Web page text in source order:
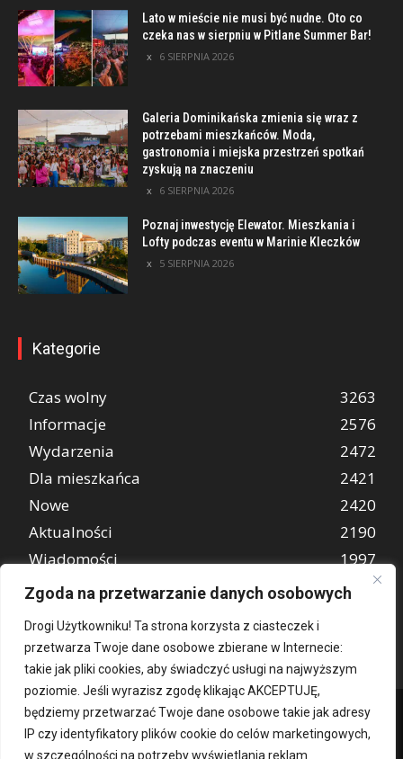
Zgoda na przetwarzanie danych osobowych
Drogi Użytkowniku! Ta strona korzysta z ciasteczek i
przetwarza Twoje dane osobowe zbierane w Internecie:
takie jak pliki cookies, aby świadczyć usługi na najwyższym
poziomie. Jeśli wyrazisz zgodę klikając AKCEPTUJĘ,
będziemy przetwarzać Twoje dane osobowe takie jak adresy
IP czy identyfikatory plików cookie do celów marketingowych,
w szczególności na potrzeby wyświetlania reklam
Lato w mieście nie musi być nudne. Oto co
czeka nas w sierpniu w Pitlane Summer Bar!
6 SIERPNIA 2026
Galeria Dominikańska zmienia się wraz z
potrzebami mieszkańców. Moda,
gastronomia i miejska przestrzeń spotkań
zyskują na znaczeniu
6 SIERPNIA 2026
Poznaj inwestycję Elewator. Mieszkania i
Lofty podczas eventu w Marinie Kleczków
5 SIERPNIA 2026
Kategorie
Czas wolny
3263
Informacje
2576
Wydarzenia
2472
Dla mieszkańca
2421
Nowe
2420
Aktualności
2190
Wiadomości
1997
REKLAMA
849